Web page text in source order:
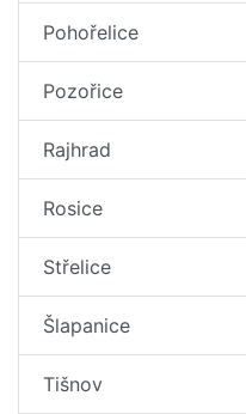
Pohořelice
Pozořice
Rajhrad
Rosice
Střelice
Šlapanice
Tišnov